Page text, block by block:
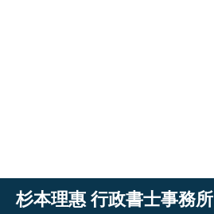
杉本理惠 行政書士事務所